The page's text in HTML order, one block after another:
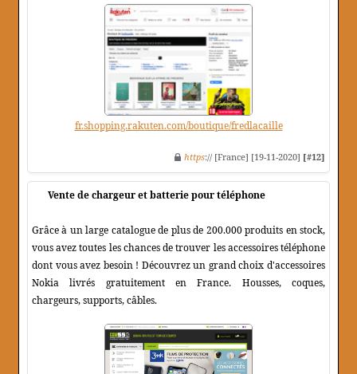
fr.shopping.rakuten.com/boutique/fredlacaille
https:// [France] [19-11-2020] [#12]
Vente de chargeur et batterie pour téléphone
Grâce à un large catalogue de plus de 200.000 produits en stock,
vous avez toutes les chances de trouver les accessoires téléphone
dont vous avez besoin ! Découvrez un grand choix d'accessoires
Nokia livrés gratuitement en France. Housses, coques,
chargeurs, supports, câbles.